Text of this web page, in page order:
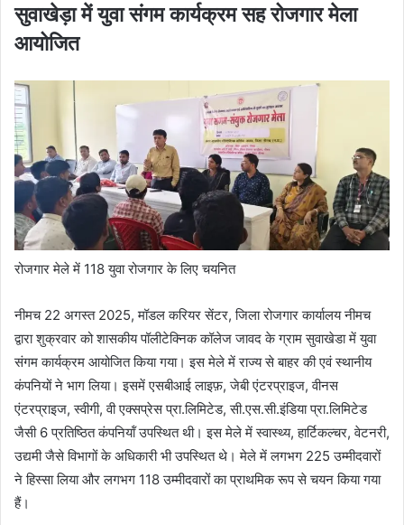
सुवाखेड़ा में युवा संगम कार्यक्रम सह रोजगार मेला
आयोजित
रोजगार मेले में 118 युवा रोजगार के लिए चयनित
नीमच 22 अगस्‍त 2025, मॉडल करियर सेंटर, जिला रोजगार कार्यालय नीमच
द्वारा शुक्रवार को शासकीय पॉलीटेक्निक कॉलेज जावद के ग्राम सुवाखेडा में युवा
संगम कार्यक्रम आयोजित किया गया। इस मेले में राज्य से बाहर की एवं स्थानीय
कंपनियों ने भाग लिया। इसमें एसबीआई लाइफ़, जेबी एंटरप्राइज, वीनस
एंटरप्राइज, स्वीगी, वी एक्सप्रेस प्रा.लिमिटेड, सी.एस.सी.इंडिया प्रा.लिमिटेड
जैसी 6 प्रतिष्ठि‍त कंपनियॉं उपस्थित थी। इस मेले में स्वास्थ्य, हार्टिकल्चर, वेटनरी,
उद्यमी जैसे विभागों के अधिकारी भी उपस्थित थे। मेले में लगभग 225 उम्मीदवारों
ने हिस्सा लिया और लगभग 118 उम्मीदवारों का प्राथमिक रूप से चयन किया गया
हैं।